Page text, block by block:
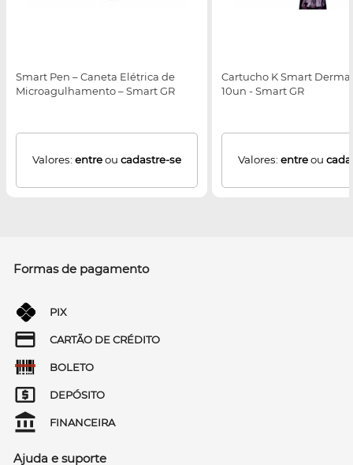
Smart Pen – Caneta Elétrica de
Microagulhamento – Smart GR
Valores: entreou cadastre-se
Cartucho K Smart Derma
10un - Smart GR
Valores: entreou
Formas de pagamento
PIX
CARTÃO DE CRÉDITO
BOLETO
DEPÓSITO
FINANCEIRA
Ajuda e suporte